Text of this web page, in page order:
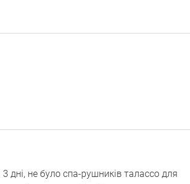
дні, не було спа-рушників талассо для